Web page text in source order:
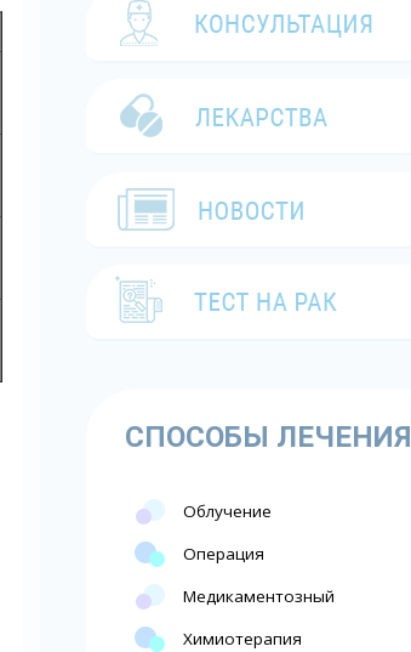
СПОСОБЫ ЛЕЧЕНИЯ
Облучение
Операция
Медикаментозный
Химиотерапия